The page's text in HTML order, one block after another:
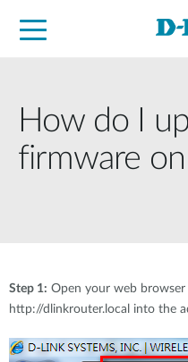
How do I
firmware
Step 1: Open your web
http://dlinkrouter.local into the